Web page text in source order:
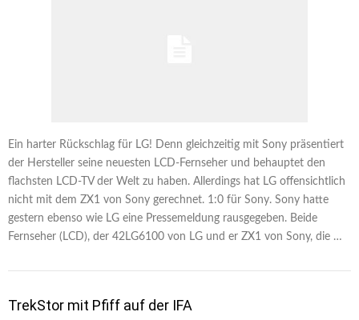
Ein harter Rückschlag für LG! Denn gleichzeitig mit Sony präsentiert
der Hersteller seine neuesten LCD-Fernseher und behauptet den
flachsten LCD-TV der Welt zu haben. Allerdings hat LG offensichtlich
nicht mit dem ZX1 von Sony gerechnet. 1:0 für Sony. Sony hatte
gestern ebenso wie LG eine Pressemeldung rausgegeben. Beide
Fernseher (LCD), der 42LG6100 von LG und er ZX1 von Sony, die …
TrekStor mit Pfiff auf der IFA